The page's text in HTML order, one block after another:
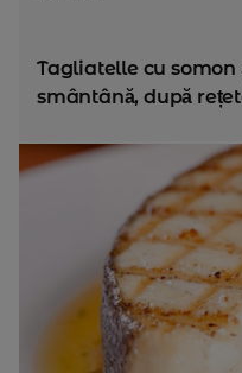
Tagliatelle cu somon
smântână, după